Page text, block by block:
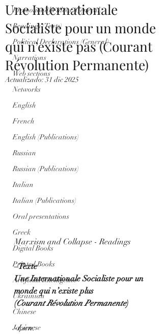
Promotional Videos (General)
Readings (Texts)
Political Declarations (General)
Narrations
Web sections
Networks
English
French
English (Publications)
Russian
Russian (Publications)
Italian
Italian (Publications)
Oral presentations
Greek
Digital Books
Printed Books
Artificial Intelligence
Ukrainian
Chinese
Japanese
Une Internationale
Socialiste pour un monde
qui n’existe pas (Courant
Révolution Permanente)
Actualizado:31 dic 2025
Marxism and Collapse - Readings
–Texte
Une Internationale Socialiste pour un
monde qui n’existe plus
(Courant Révolution Permanente)
-Lien: